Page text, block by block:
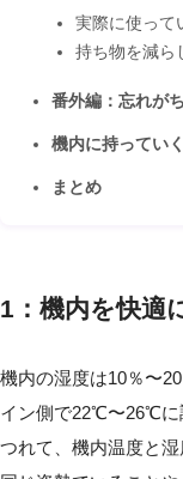
実際に使って
持ち物を減ら
番外編：忘れが
機内に持ってい
まとめ
1：機内を快適
機内の湿度は10％〜
イン側で22℃〜26℃に
つれて、機内温度と